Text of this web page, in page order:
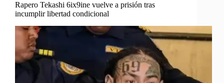
Rapero Tekashi 6ix9ine vuelve a prisión tras
incumplir libertad condicional